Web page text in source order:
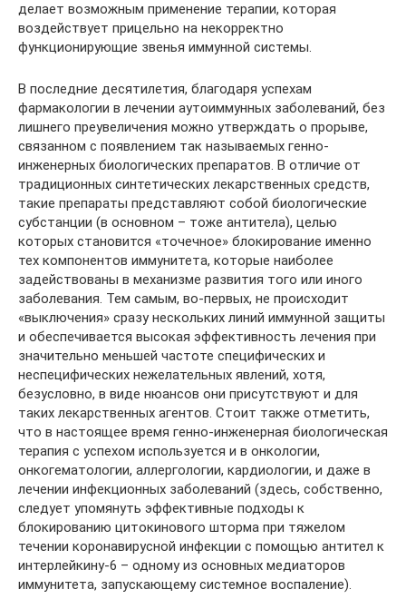
делает возможным применение терапии, которая
воздействует прицельно на некорректно
функционирующие звенья иммунной системы.
В последние десятилетия, благодаря успехам
фармакологии в лечении аутоиммунных заболеваний, без
лишнего преувеличения можно утверждать о прорыве,
связанном с появлением так называемых генно-
инженерных биологических препаратов. В отличие от
традиционных синтетических лекарственных средств,
такие препараты представляют собой биологические
субстанции (в основном – тоже антитела), целью
которых становится «точечное» блокирование именно
тех компонентов иммунитета, которые наиболее
задействованы в механизме развития того или иного
заболевания. Тем самым, во-первых, не происходит
«выключения» сразу нескольких линий иммунной защиты
и обеспечивается высокая эффективность лечения при
значительно меньшей частоте специфических и
неспецифических нежелательных явлений, хотя,
безусловно, в виде нюансов они присутствуют и для
таких лекарственных агентов. Стоит также отметить,
что в настоящее время генно-инженерная биологическая
терапия с успехом используется и в онкологии,
онкогематологии, аллергологии, кардиологии, и даже в
лечении инфекционных заболеваний (здесь, собственно,
следует упомянуть эффективные подходы к
блокированию цитокинового шторма при тяжелом
течении коронавирусной инфекции с помощью антител к
интерлейкину-6 – одному из основных медиаторов
иммунитета, запускающему системное воспаление).